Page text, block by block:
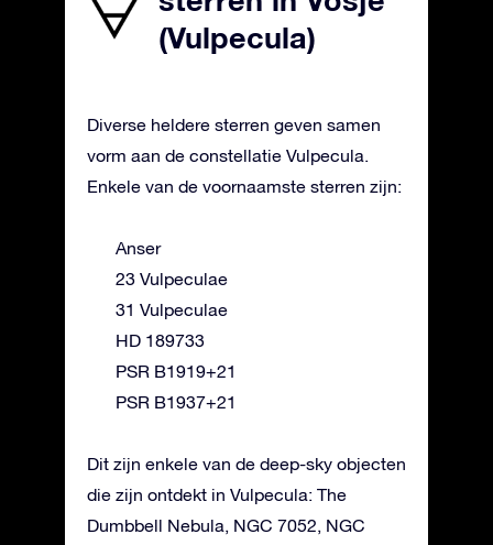
(Vulpecula)
Diverse heldere sterren geven samen
vorm aan de constellatie Vulpecula.
Enkele van de voornaamste sterren zijn:
Anser
23 Vulpeculae
31 Vulpeculae
HD 189733
PSR B1919+21
PSR B1937+21
Dit zijn enkele van de deep-sky objecten
die zijn ontdekt in Vulpecula: The
Dumbbell Nebula, NGC 7052, NGC